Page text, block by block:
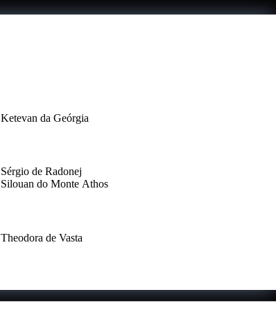
Ketevan da Geórgia
Sérgio de Radonej
Silouan do Monte Athos
Theodora de Vasta